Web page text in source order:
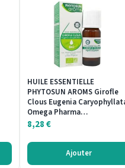
HUILE ESSENTIELLE
PHYTOSUN AROMS Girofle
Clous Eugenia
Omega Pharma…
8,28€
Ajouter